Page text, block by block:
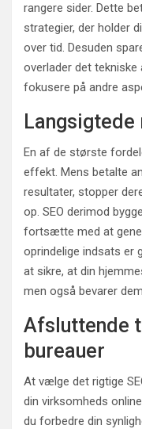
rangere sider. Dette
strategier, der holder
over tid. Desuden
overlader det tekniske
fokusere på andre
Langsigtede
En af de største
effekt. Mens betalte
resultater, stopper
op. SEO derimod
fortsætte med at
oprindelige indsats er
at sikre, at din
men også bevarer
Afsluttende
bureauer
At vælge det rigtige
din virksomheds
du forbedre din